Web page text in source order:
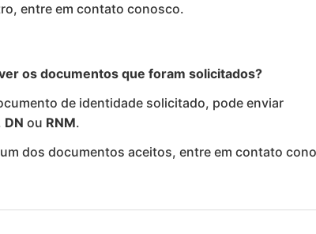
entre em contato conosco.
os documentos que foram solicitados?
de identidade solicitado, pode enviar
DN ou RNM.
dos documentos aceitos, entre em contato